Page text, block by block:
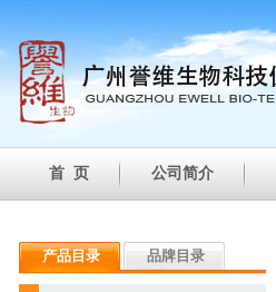
首 页 公司简介
产品目录 品牌目录